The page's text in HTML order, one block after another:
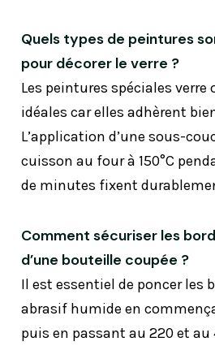
Quels types de peintures
pour décorer le verre ?
Les peintures spéciales
idéales car elles adhèrent
L’application d’une sous-
cuisson au four à 150°C
de minutes fixent
Comment sécuriser les
d’une bouteille coupée ?
Il est essentiel de poncer les
abrasif humide en
puis en passant au 220 et